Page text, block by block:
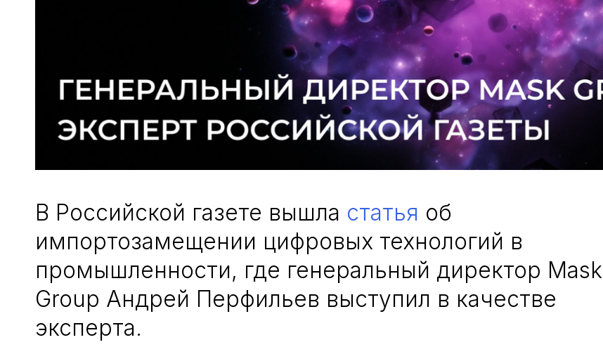
В Российской газете вышла статья об
импортозамещении цифровых технологий в
промышленности, где генеральный директор Mask
Group Андрей Перфильев выступил в качестве
эксперта.